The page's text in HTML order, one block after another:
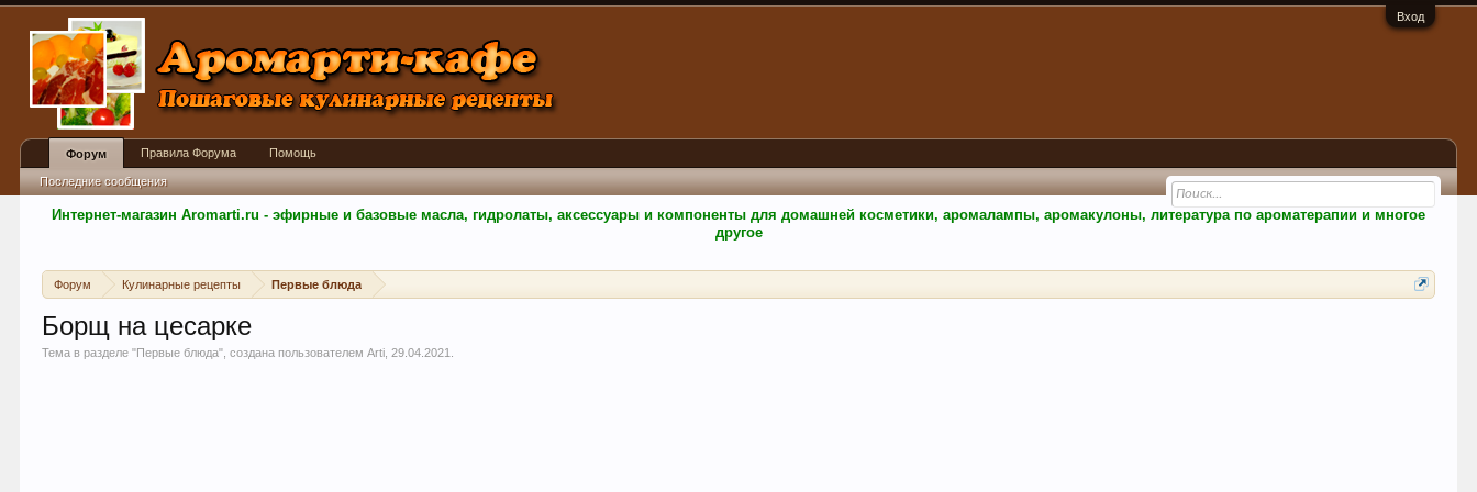
Вход
Интернет-магазин Aromarti.ru - эфирные и базовые масла, гидролаты, аксессуары и компоненты для домашней косметики, аромалампы, аромакулоны, литература по ароматерапии и многое
другое
Форум Кулинарные рецепты Первые блюда
Борщ на цесарке
Тема в разделе "Первые блюда", создана пользователемArti ,29.04.2021
Форум
Последние сообщения
Правила Форума Помощь